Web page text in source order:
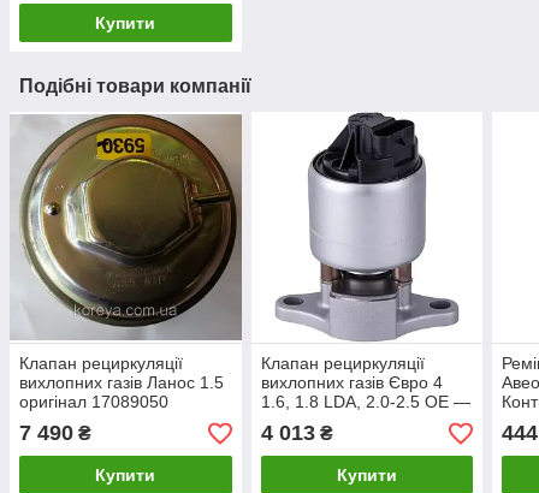
Купити
Подібні товари компанії
Клапан рециркуляції
вихлопних газів Ланос 1.5
оригінал 17089050
7 490 ₴
Купити
Клапан рециркуляції
вихлопних газів Євро 4
1.6, 1.8 LDA, 2.0-2.5 OE —
25183476 OEM Корея
4 013₴
Купити
444